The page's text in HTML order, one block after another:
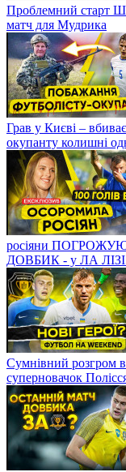
Проблемний старт
матч для Мудрика
Грав у Києві –
окупанту колишні
росіяни
ДОВБИК - у ЛА
Сумнівний розгром
суперновачок